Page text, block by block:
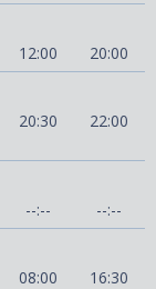
12:00
20:00
20:30 22:00
--:--
--:--
08:00
16:30